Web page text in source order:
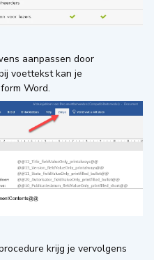
aanpassen door
voettekst kan je
Word.
krijg je vervolgens